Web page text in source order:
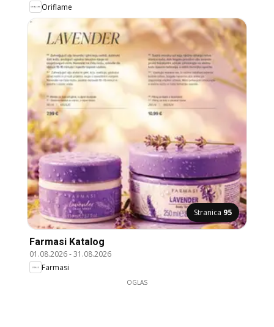
Oriflame
Stranica 95
Farmasi Katalog
01.08.2026-31.08.2026
Farmasi
OGLAS